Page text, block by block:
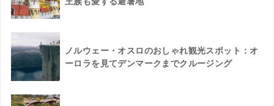
ノルウェー・オスロのおしゃれ観光スポット：オ
ーロラを見てデンマークまでクルージング